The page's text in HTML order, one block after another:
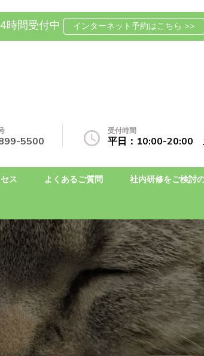
時間受付中
インターネット予約はこちら >>
整体なら国分寺整骨院
す
5500
受付時間
平日：10:00-20:00
ス よくあるご質問 社内研修をご検討